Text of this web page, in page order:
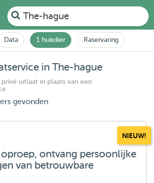
The-hague
Data 1 huisdier Raservaring
in The-hague
uitlaat in plaats van een
gevonden
NIEUW!
oproep, ontvang persoonlijke
van betrouwbare